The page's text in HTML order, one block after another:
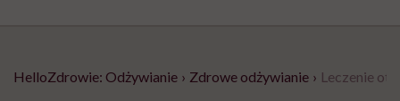
HelloZdrowie: Odżywianie › Zdrowe odżywianie › Leczenie